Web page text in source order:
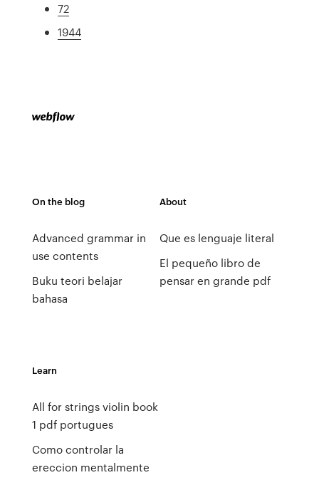
72
1944
On the blog
Advanced grammar in
use contents
Buku teori belajar
bahasa
About
Que es lenguaje literal
El pequeño libro de
pensar en grande pdf
Learn
All for strings violin book
1 pdf portugues
Como controlar la
ereccion mentalmente